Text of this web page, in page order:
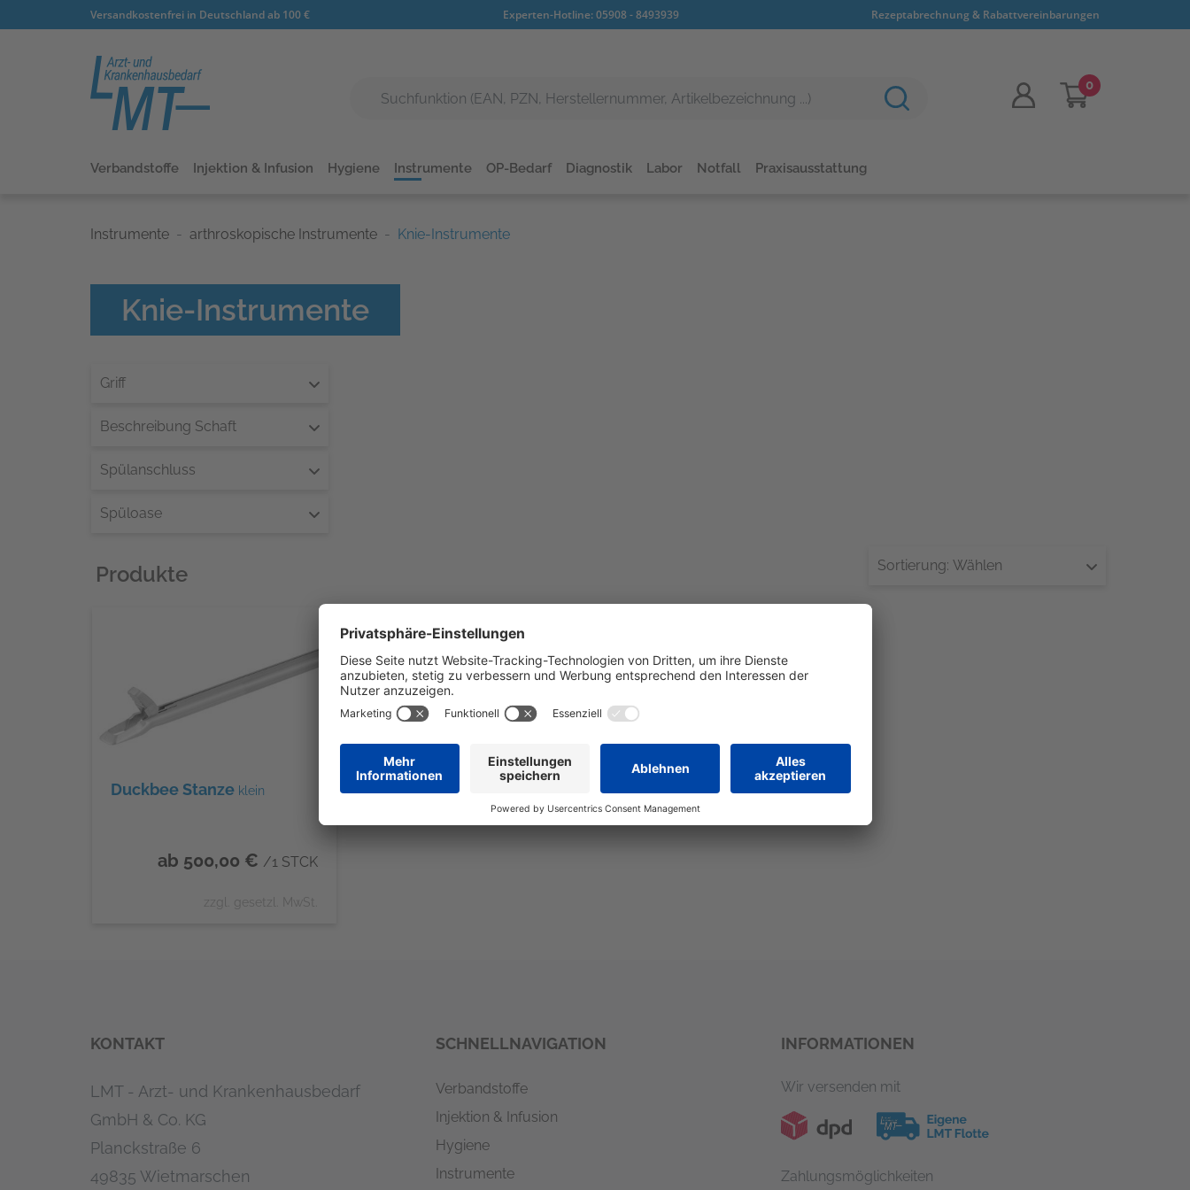
Versandkostenfrei in Deutschland ab 100 € Experten-Hotline:05908 - 8493939 Rezeptabrechnung & Rabattvereinbarungen
0
Verbandstoffe Injektion & Infusion Hygiene Instrumente OP-Bedarf Diagnostik Labor Notfall Praxisausstattung
Instrumente arthroskopische Instrumente Knie-Instrumente
Knie-Instrumente
Griff
Beschreibung Schaft
Spülanschluss
Spüloase
Produkte Sortierung: Wählen
Duckbee Stanze klein
ab 500,00 € /1 STCK
zzgl. gesetzl. MwSt.
KONTAKT
LMT - Arzt- und Krankenhausbedarf
GmbH & Co. KG
Planckstraße 6
49835 Wietmarschen
SCHNELLNAVIGATION
Verbandstoffe
Injektion & Infusion
Hygiene
Instrumente
INFORMATIONEN
Wir versenden mit
Zahlungsmöglichkeiten